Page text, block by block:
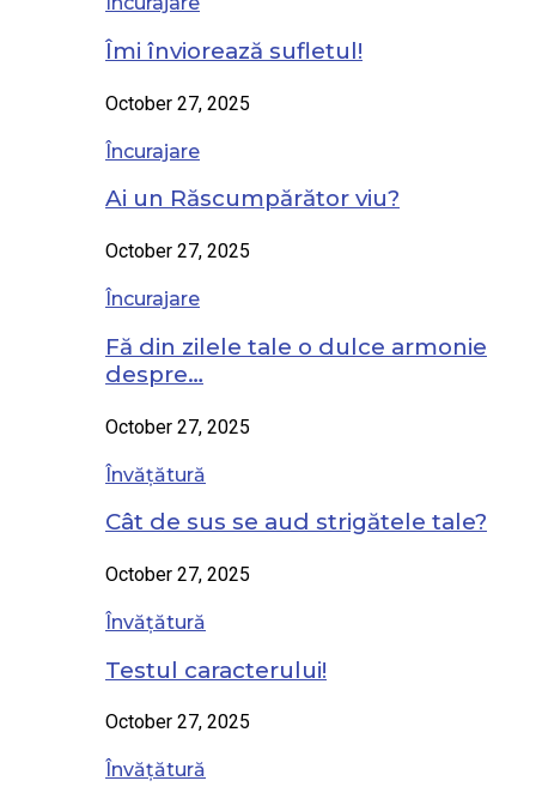
Îmi înviorează sufletul!
October 27, 2025
Încurajare
Ai un Răscumpărător viu?
October 27, 2025
Încurajare
Fă din zilele tale o dulce armonie
despre…
October 27, 2025
Învățătură
Cât de sus se aud strigătele tale?
October 27, 2025
Învățătură
Testul caracterului!
October 27, 2025
Învățătură